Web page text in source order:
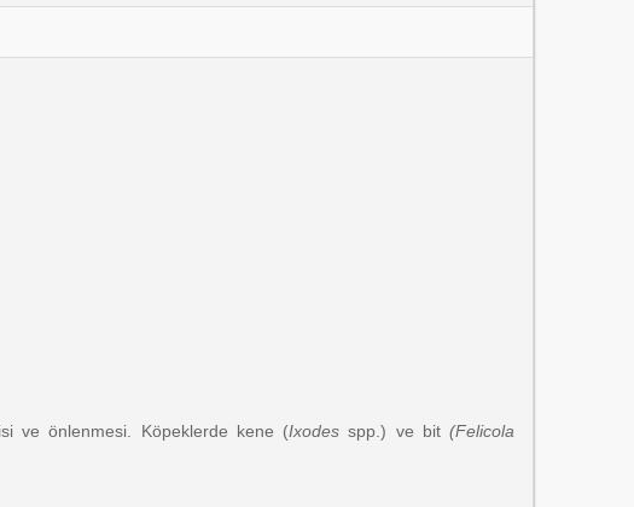
ve önlenmesi. Köpeklerde kene (Ixodesspp.) ve bit(Felicola